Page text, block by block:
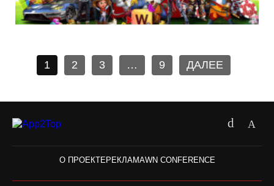
1 2 3 … 9 ДАЛЕЕ
О ПРОЕКТЕ РЕКЛАМАWN CONFERENCE